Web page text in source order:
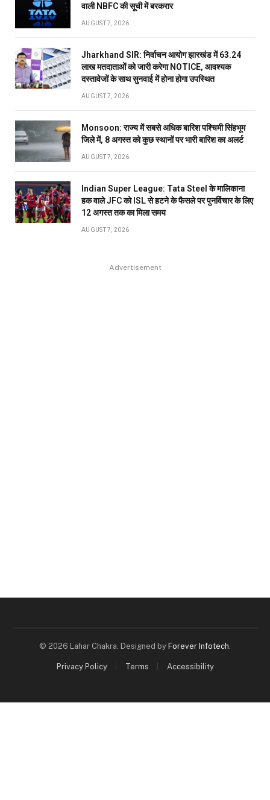
वाली NBFC की सूची में बरकरार
AUGUST 7, 2026
Jharkhand SIR: निर्वाचन आयोग झारखंड में 63.24
लाख मतदाताओं को जारी करेगा NOTICE, आवश्यक
दस्तावेजों के साथ सुनवाई में होना होगा उपस्थित
AUGUST 7, 2026
Monsoon: राज्य में सबसे अधिक बारिश पश्चिमी सिंहभूम
जिले में, 8 अगस्त को कुछ स्थानों पर भारी बारिश का अलर्ट
AUGUST 7, 2026
Indian Super League: Tata Steel के मालिकाना
हक वाले JFC को ISL से हटने के फैसले पर पुनर्विचार के लिए
12 अगस्त तक का मिला समय
AUGUST 7, 2026
Advertisement
© 2026 Lahar Chakra. Designed by Forever Infotech
Privacy Policy Terms Accessibility